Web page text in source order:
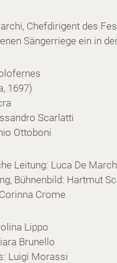
Chefdirigent des
Sängerriege ein in
1697)
Scarlatti
Ottoboni
Leitung: Luca De
Bühnenbild: Hartmut
Crome
Lippo
Brunello
Luigi Morassi